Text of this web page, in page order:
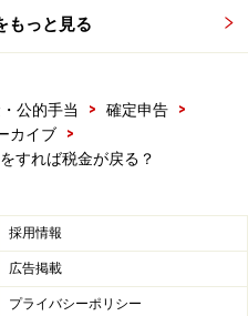
もっと見る
公的手当 > 確定申告
>
カイブ
>
すれば税金が戻る？
採用情報
広告掲載
プライバシーポリシー